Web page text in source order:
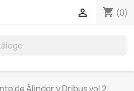
shopping_cart (0)

de Álindor y Dribus vol 2